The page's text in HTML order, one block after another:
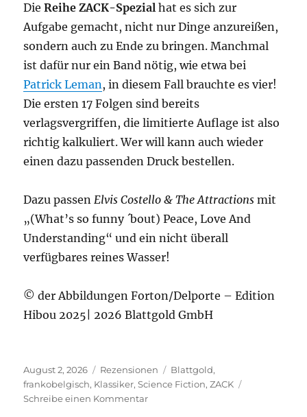
DieReihe ZACK-Spezial hat es sich zur
Aufgabe gemacht, nicht nur Dinge anzureißen,
sondern auch zu Ende zu bringen. Manchmal
ist dafür nur ein Band nötig, wie etwa bei
Patrick Leman, in diesem Fall brauchte es vier!
Die ersten 17 Folgen sind bereits
verlagsvergriffen, die limitierte Auflage ist also
richtig kalkuliert. Wer will kann auch wieder
einen dazu passenden Druck bestellen.
Dazu passenElvis Costello & The Attractions mit
„(What’s so funny ´bout) Peace, Love And
Understanding“ und ein nicht überall
verfügbares reines Wasser!
© der Abbildungen Forton/Delporte – Edition
Hibou 2025| 2026 Blattgold GmbH
Veröffentlicht
am
August 2, 2026 Kategorien
Rezensionen Schlagwörter
Blattgold,
frankobelgisch, Klassiker,Science Fiction,ZACK
Schreibe einen Kommentarzu